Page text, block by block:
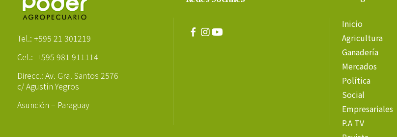
Tel.: +595 21 301219
Cel.: +595 981 911114
Direcc.: Av. Gral Santos 2576
c/ Agustín Yegros
Asunción – Paraguay
Inicio
Agricultura
Ganadería
Mercados
Política
Social
Empresariales
P.A TV